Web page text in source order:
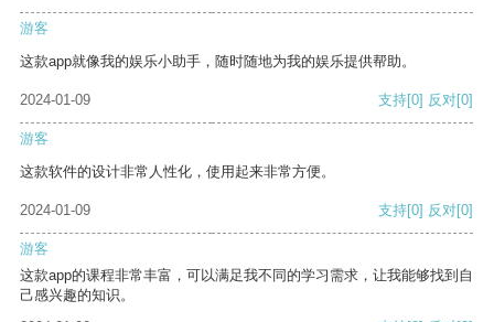
游客
这款app就像我的娱乐小助手，随时随地为我的娱乐提供帮助。
2024-01-09 支持[0] 反对[0]
游客
这款软件的设计非常人性化，使用起来非常方便。
2024-01-09 支持[0] 反对[0]
游客
这款app的课程非常丰富，可以满足我不同的学习需求，让我能够找到自
己感兴趣的知识。